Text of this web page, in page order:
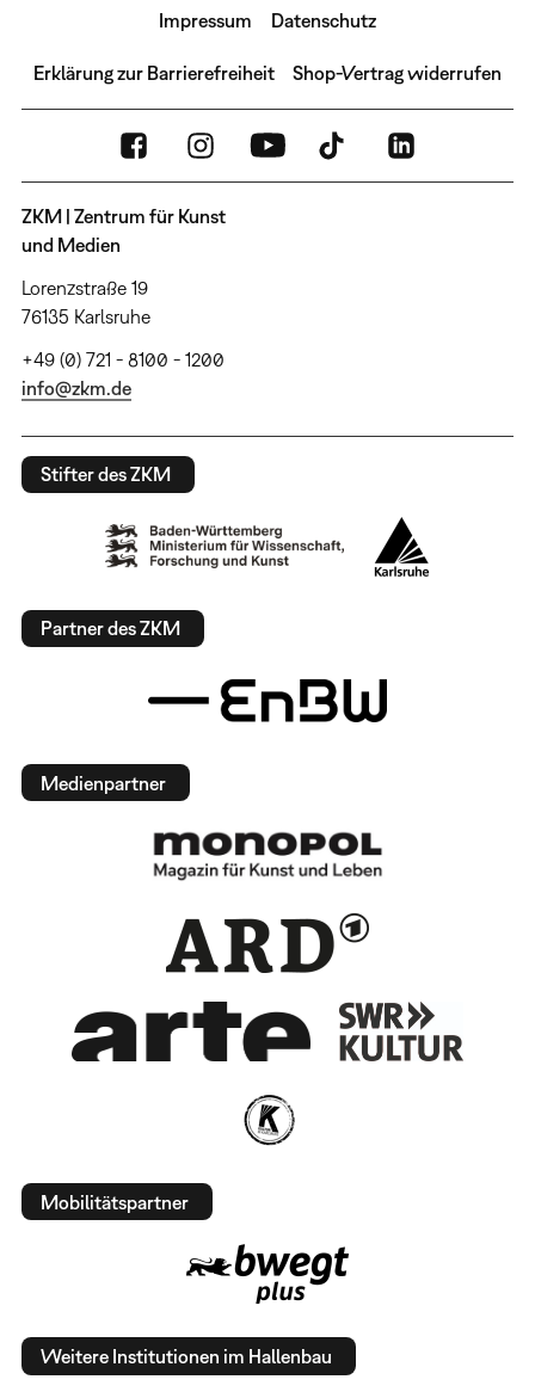
Impressum Datenschutz
Erklärung zur Barrierefreiheit Shop-Vertrag widerrufen
ZKM | Zentrum für Kunst
und Medien
Lorenzstraße 19
76135 Karlsruhe
+49 (0) 721 - 8100 - 1200
info@zkm.de
Stifter des ZKM
Partner des ZKM
Medienpartner
Mobilitätspartner
Weitere Institutionen im Hallenbau